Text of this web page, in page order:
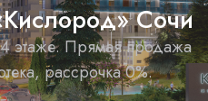
Кислород» Сочи
этаже. Прямая продажа
рассрочка 0%.